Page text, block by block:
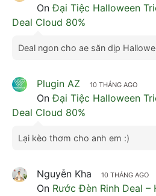
OnĐại Tiệc Halloween
Deal Cloud 80%
Deal ngon cho ae săn dịp
Plugin AZ 10 THÁNG AGO
OnĐại Tiệc Halloween
Deal Cloud 80%
Lại kèo thơm cho anh em :)
Nguyễn Kha 10 THÁNG AGO
On Rước Đèn Rinh Deal –